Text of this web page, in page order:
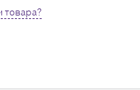
товара?